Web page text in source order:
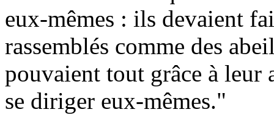
eux-mêmes : ils devaient
rassemblés comme des
pouvaient tout grâce à leur
se diriger eux-mêmes."